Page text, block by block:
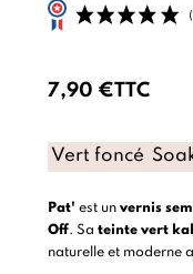
7,90 €TTC
Vert foncé
Pat' est un vernis
Off. Sa teinte vert
naturelle et moderne